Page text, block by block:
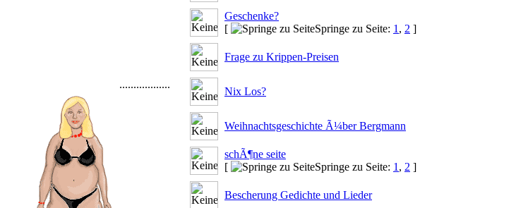
..................
Geschenke?
[
Springe zu Seite: 1 , 2 ]
Frage zu Krippen-Preisen
Nix Los?
Weihnachtsgeschichte Ã¼ber Bergmann
schÃ¶ne seite
[
Springe zu Seite: 1 , 2 ]
Bescherung Gedichte und Lieder